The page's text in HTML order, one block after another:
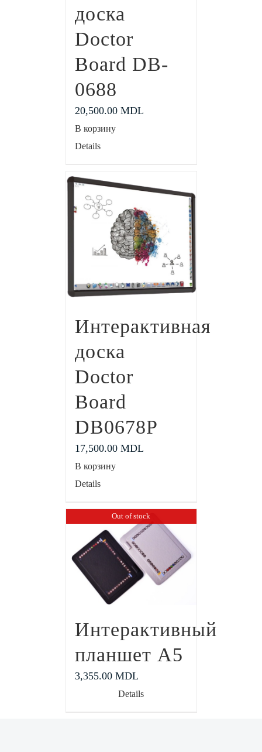
доска
Doctor
Board DB-
0688
20,500.00 MDL
В корзину
Details
Интерактивная
доска
Doctor
Board
DB0678P
17,500.00 MDL
В корзину
Details
Out of stock
Интерактивный
планшет А5
3,355.00 MDL
Details